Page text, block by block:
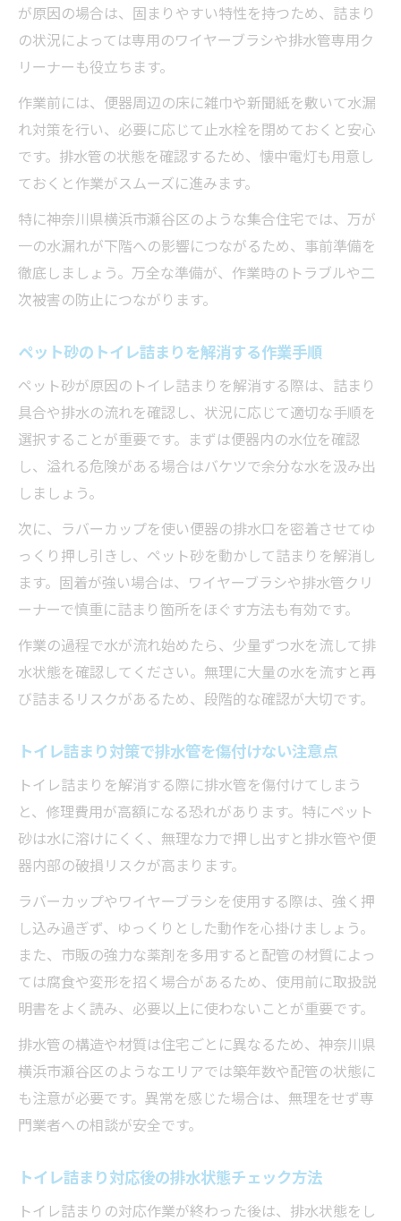
が原因の場合は、固まりやすい特性を持つため、詰まり
の状況によっては専用のワイヤーブラシや排水管専用ク
リーナーも役立ちます。
作業前には、便器周辺の床に雑巾や新聞紙を敷いて水漏
れ対策を行い、必要に応じて止水栓を閉めておくと安心
です。排水管の状態を確認するため、懐中電灯も用意し
ておくと作業がスムーズに進みます。
特に神奈川県横浜市瀬谷区のような集合住宅では、万が
一の水漏れが下階への影響につながるため、事前準備を
徹底しましょう。万全な準備が、作業時のトラブルや二
次被害の防止につながります。
ペット砂のトイレ詰まりを解消する作業手順
ペット砂が原因のトイレ詰まりを解消する際は、詰まり
具合や排水の流れを確認し、状況に応じて適切な手順を
選択することが重要です。まずは便器内の水位を確認
し、溢れる危険がある場合はバケツで余分な水を汲み出
しましょう。
次に、ラバーカップを使い便器の排水口を密着させてゆ
っくり押し引きし、ペット砂を動かして詰まりを解消し
ます。固着が強い場合は、ワイヤーブラシや排水管クリ
ーナーで慎重に詰まり箇所をほぐす方法も有効です。
作業の過程で水が流れ始めたら、少量ずつ水を流して排
水状態を確認してください。無理に大量の水を流すと再
び詰まるリスクがあるため、段階的な確認が大切です。
トイレ詰まり対策で排水管を傷付けない注意点
トイレ詰まりを解消する際に排水管を傷付けてしまう
と、修理費用が高額になる恐れがあります。特にペット
砂は水に溶けにくく、無理な力で押し出すと排水管や便
器内部の破損リスクが高まります。
ラバーカップやワイヤーブラシを使用する際は、強く押
し込み過ぎず、ゆっくりとした動作を心掛けましょう。
また、市販の強力な薬剤を多用すると配管の材質によっ
ては腐食や変形を招く場合があるため、使用前に取扱説
明書をよく読み、必要以上に使わないことが重要です。
排水管の構造や材質は住宅ごとに異なるため、神奈川県
横浜市瀬谷区のようなエリアでは築年数や配管の状態に
も注意が必要です。異常を感じた場合は、無理をせず専
門業者への相談が安全です。
トイレ詰まり対応後の排水状態チェック方法
トイレ詰まりの対応作業が終わった後は、排水状態をし